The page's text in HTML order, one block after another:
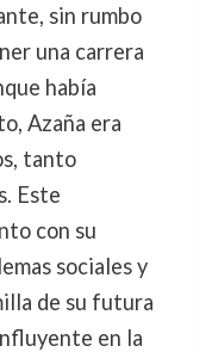
sin rumbo
una carrera
había
Azaña era
tanto
Este
con su
sociales y
de su futura
en la